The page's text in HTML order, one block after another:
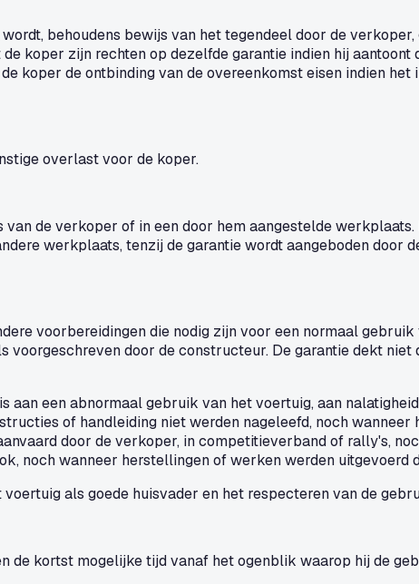
behoudens bewijs van het tegendeel door de
koper zijn rechten op dezelfde garantie indien hij aantoont
koper de ontbinding van de overeenkomst eisen indien
overlast voor de koper.
de verkoper of in een door hem aangestelde
werkplaats, tenzij de garantie wordt aangeboden door
voorbereidingen die nodig zijn voor een normaal
door de constructeur. De garantie dekt
een abnormaal gebruik van het voertuig, aan
of handleiding niet werden nageleefd, noch
door de verkoper, in competitieverband of rally's,
noch wanneer herstellingen of werken werden uitgevoerd
als goede huisvader en het respecteren van de
kortst mogelijke tijd vanaf het ogenblik waarop hij de